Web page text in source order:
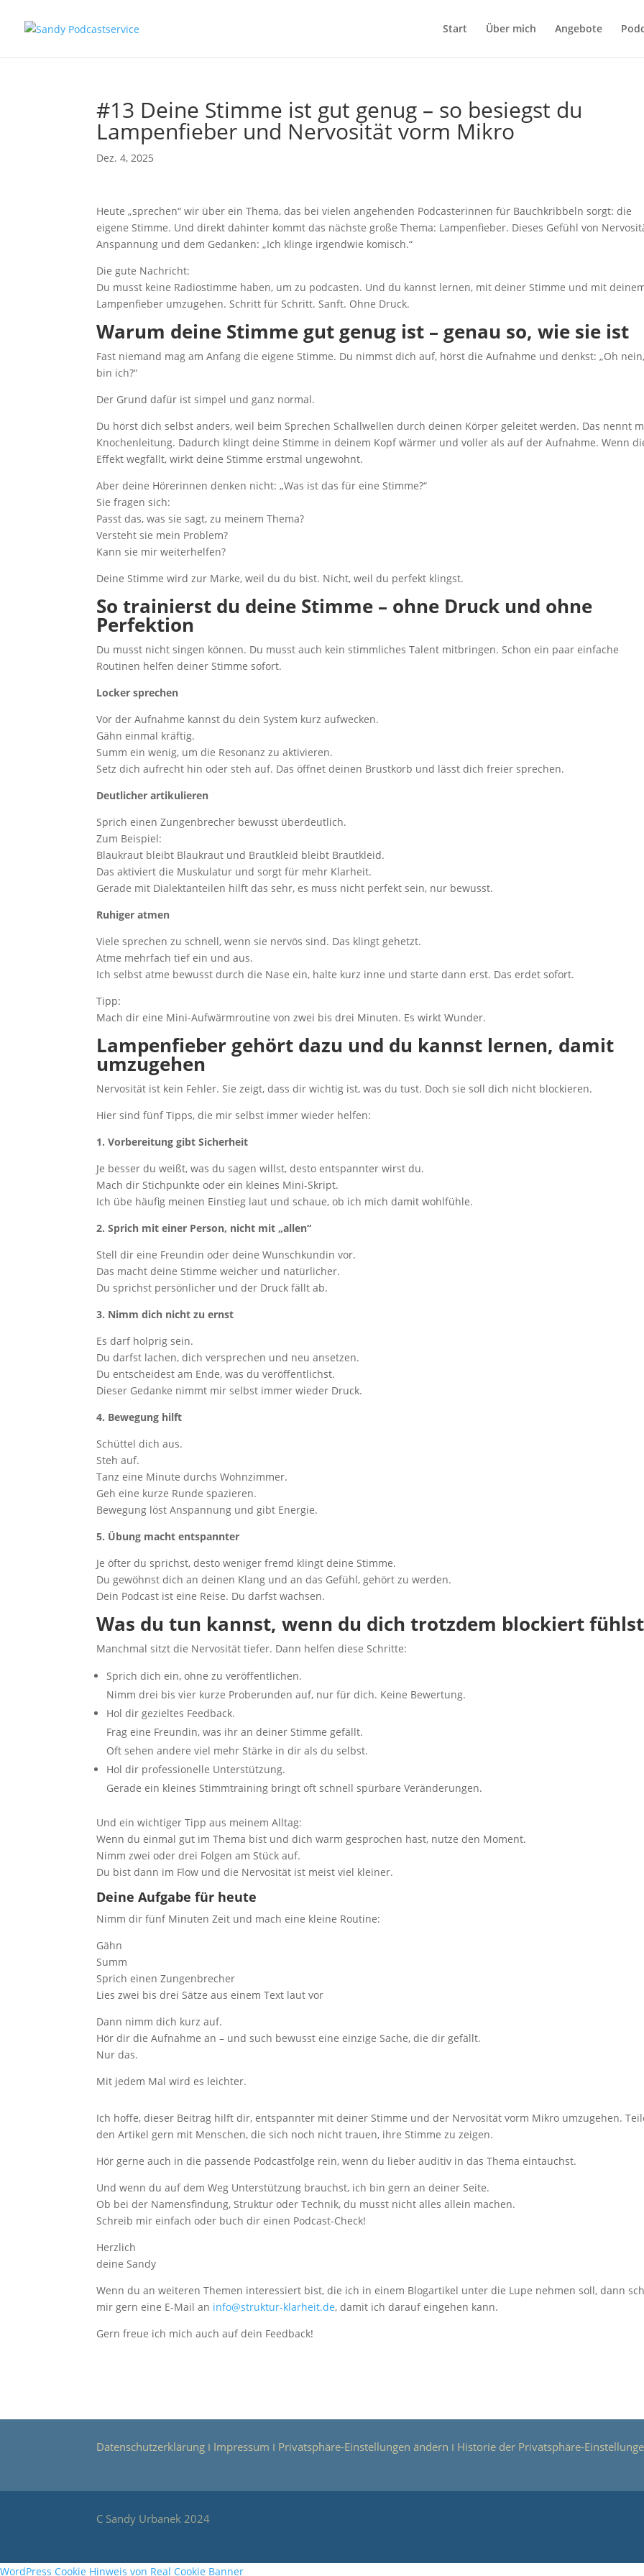
Start Über mich Angebote
#13 Deine Stimme ist gut genug – so besiegst du
Lampenfieber und Nervosität vorm Mikro
Dez. 4, 2025
Heute „sprechen“ wir über ein Thema, das bei vielen angehenden Podcasterinnen für Bauchkribbeln sorgt: die
eigene Stimme. Und direkt dahinter kommt das nächste große Thema: Lampenfieber. Dieses Gefühl von
Anspannung und dem Gedanken: „Ich klinge irgendwie komisch.“
Die gute Nachricht:
Du musst keine Radiostimme haben, um zu podcasten. Und du kannst lernen, mit deiner Stimme und mit
Lampenfieber umzugehen. Schritt für Schritt. Sanft. Ohne Druck.
Warum deine Stimme gut genug ist – genau so, wie sie ist
Fast niemand mag am Anfang die eigene Stimme. Du nimmst dich auf, hörst die Aufnahme und denkst: „Oh
bin ich?“
Der Grund dafür ist simpel und ganz normal.
Du hörst dich selbst anders, weil beim Sprechen Schallwellen durch deinen Körper geleitet werden. Das nennt
Knochenleitung. Dadurch klingt deine Stimme in deinem Kopf wärmer und voller als auf der Aufnahme. Wenn
Effekt wegfällt, wirkt deine Stimme erstmal ungewohnt.
Aber deine Hörerinnen denken nicht: „Was ist das für eine Stimme?“
Sie fragen sich:
Passt das, was sie sagt, zu meinem Thema?
Versteht sie mein Problem?
Kann sie mir weiterhelfen?
Deine Stimme wird zur Marke, weil du du bist. Nicht, weil du perfekt klingst.
So trainierst du deine Stimme – ohne Druck und ohne
Perfektion
Du musst nicht singen können. Du musst auch kein stimmliches Talent mitbringen. Schon ein paar einfache
Routinen helfen deiner Stimme sofort.
Locker sprechen
Vor der Aufnahme kannst du dein System kurz aufwecken.
Gähn einmal kräftig.
Summ ein wenig, um die Resonanz zu aktivieren.
Setz dich aufrecht hin oder steh auf. Das öffnet deinen Brustkorb und lässt dich freier sprechen.
Deutlicher artikulieren
Sprich einen Zungenbrecher bewusst überdeutlich.
Zum Beispiel:
Blaukraut bleibt Blaukraut und Brautkleid bleibt Brautkleid.
Das aktiviert die Muskulatur und sorgt für mehr Klarheit.
Gerade mit Dialektanteilen hilft das sehr, es muss nicht perfekt sein, nur bewusst.
Ruhiger atmen
Viele sprechen zu schnell, wenn sie nervös sind. Das klingt gehetzt.
Atme mehrfach tief ein und aus.
Ich selbst atme bewusst durch die Nase ein, halte kurz inne und starte dann erst. Das erdet sofort.
Tipp:
Mach dir eine Mini-Aufwärmroutine von zwei bis drei Minuten. Es wirkt Wunder.
Lampenfieber gehört dazu und du kannst lernen, damit
umzugehen
Nervosität ist kein Fehler. Sie zeigt, dass dir wichtig ist, was du tust. Doch sie soll dich nicht blockieren.
Hier sind fünf Tipps, die mir selbst immer wieder helfen:
1. Vorbereitung gibt Sicherheit
Je besser du weißt, was du sagen willst, desto entspannter wirst du.
Mach dir Stichpunkte oder ein kleines Mini-Skript.
Ich übe häufig meinen Einstieg laut und schaue, ob ich mich damit wohlfühle.
2. Sprich mit einer Person, nicht mit „allen“
Stell dir eine Freundin oder deine Wunschkundin vor.
Das macht deine Stimme weicher und natürlicher.
Du sprichst persönlicher und der Druck fällt ab.
3. Nimm dich nicht zu ernst
Es darf holprig sein.
Du darfst lachen, dich versprechen und neu ansetzen.
Du entscheidest am Ende, was du veröffentlichst.
Dieser Gedanke nimmt mir selbst immer wieder Druck.
4. Bewegung hilft
Schüttel dich aus.
Steh auf.
Tanz eine Minute durchs Wohnzimmer.
Geh eine kurze Runde spazieren.
Bewegung löst Anspannung und gibt Energie.
5. Übung macht entspannter
Je öfter du sprichst, desto weniger fremd klingt deine Stimme.
Du gewöhnst dich an deinen Klang und an das Gefühl, gehört zu werden.
Dein Podcast ist eine Reise. Du darfst wachsen.
Was du tun kannst, wenn du dich trotzdem blockiert fühlst
Manchmal sitzt die Nervosität tiefer. Dann helfen diese Schritte:
Sprich dich ein, ohne zu veröffentlichen.
Nimm drei bis vier kurze Proberunden auf, nur für dich. Keine Bewertung.
Hol dir gezieltes Feedback.
Frag eine Freundin, was ihr an deiner Stimme gefällt.
Oft sehen andere viel mehr Stärke in dir als du selbst.
Hol dir professionelle Unterstützung.
Gerade ein kleines Stimmtraining bringt oft schnell spürbare Veränderungen.
Und ein wichtiger Tipp aus meinem Alltag:
Wenn du einmal gut im Thema bist und dich warm gesprochen hast, nutze den Moment.
Nimm zwei oder drei Folgen am Stück auf.
Du bist dann im Flow und die Nervosität ist meist viel kleiner.
Deine Aufgabe für heute
Nimm dir fünf Minuten Zeit und mach eine kleine Routine:
Gähn
Summ
Sprich einen Zungenbrecher
Lies zwei bis drei Sätze aus einem Text laut vor
Dann nimm dich kurz auf.
Hör dir die Aufnahme an – und such bewusst eine einzige Sache, die dir gefällt.
Nur das.
Mit jedem Mal wird es leichter.
Ich hoffe, dieser Beitrag hilft dir, entspannter mit deiner Stimme und der Nervosität vorm Mikro umzugehen.
den Artikel gern mit Menschen, die sich noch nicht trauen, ihre Stimme zu zeigen.
Hör gerne auch in die passende Podcastfolge rein, wenn du lieber auditiv in das Thema eintauchst.
Und wenn du auf dem Weg Unterstützung brauchst, ich bin gern an deiner Seite.
Ob bei der Namensfindung, Struktur oder Technik, du musst nicht alles allein machen.
Schreib mir einfach oder buch dir einen Podcast-Check!
Herzlich
deine Sandy
Wenn du an weiteren Themen interessiert bist, die ich in einem Blogartikel unter die Lupe nehmen soll, dann
mir gern eine E-Mail an info@struktur-klarheit.de, damit ich darauf eingehen kann.
Gern freue ich mich auch auf dein Feedback!
Datenschutzerklärung Ι Impressum Ι Privatsphäre-Einstellungen ändern Ι Historie der Privatsphäre-
C Sandy Urbanek 2024
WordPress Cookie Hinweis von Real Cookie Banner